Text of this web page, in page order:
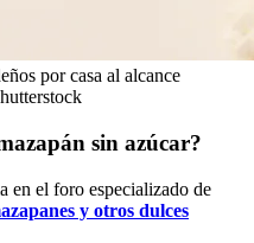
por casa al alcance
sin azúcar?
en el foro especializado de
y otros dulces